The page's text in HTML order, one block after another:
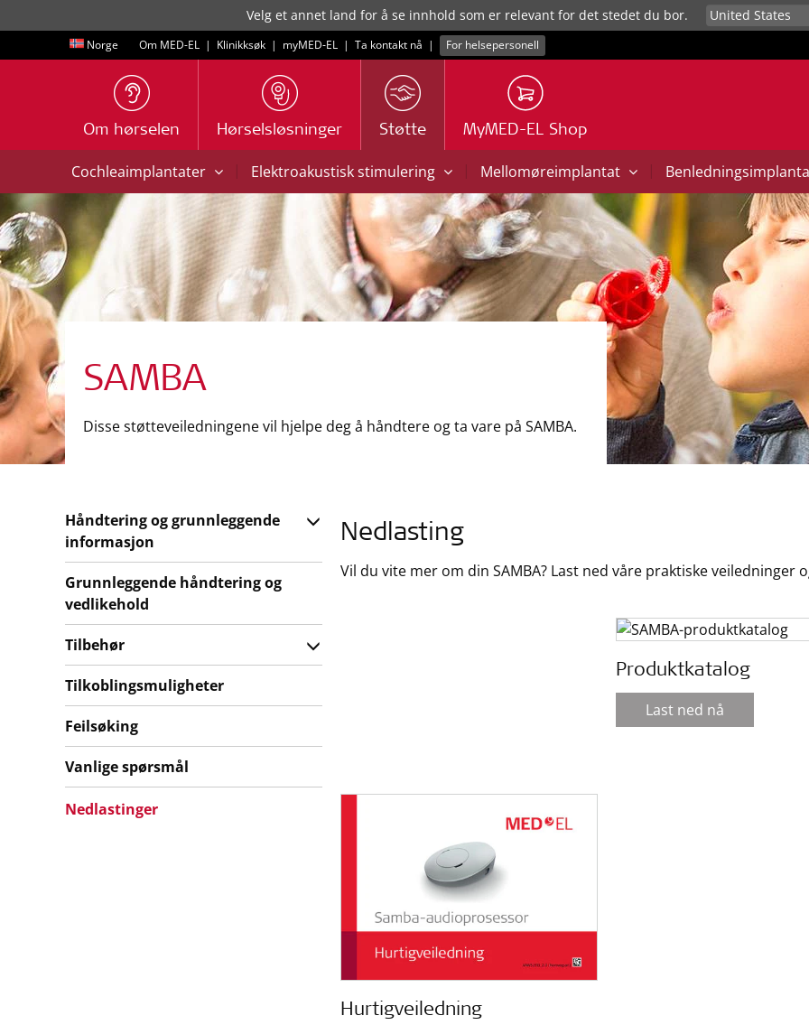
Velg et annet land for å se innhold som er relevant for det stedet du bor.
Norge Om MED-EL | Klinikksøk | myMED‑EL | Ta kontakt nå | For helsepersonell
Om hørselen Hørselsløsninger Støtte MyMED-EL Shop
Cochleaimplantater | Elektroakustisk stimulering | Mellomøreimplantat |
SAMBA
Disse støtteveiledningene vil hjelpe deg å håndtere og ta vare på SAMBA.
Nedlasting
Vil du vite mer om din SAMBA? Last ned våre praktiske veiledninger
Hurtigveiledning
Produktkatalog
Last ned nå
Håndtering og grunnleggende
informasjon
Grunnleggende håndtering og
vedlikehold
Tilbehør
Tilkoblingsmuligheter
Feilsøking
Vanlige spørsmål
Nedlastinger